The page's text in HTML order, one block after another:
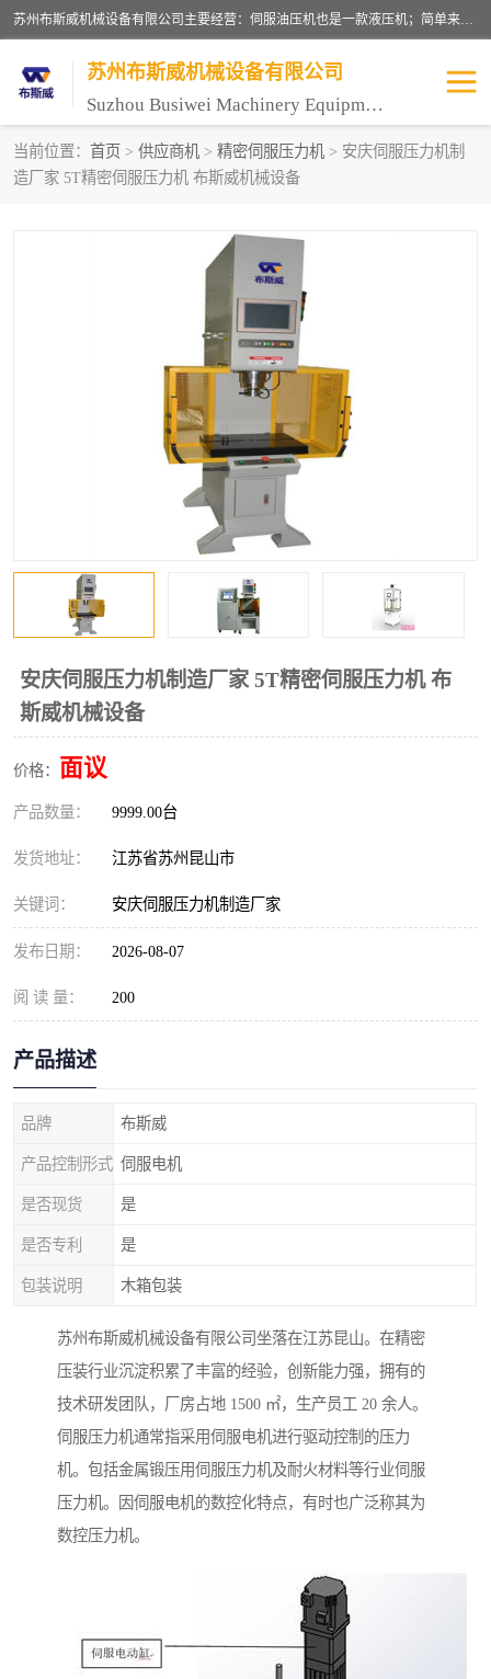
苏州布斯威机械设备有限公司主要经营：伺服油压机也是一款液压机；简单来说，传统的油压机，选用的是普通电机，普通电机容易发热，容易烧坏。伺服油压机采用先进的伺服电机，一般选用汇川 、日本大金、台达等品牌。伺服电机配套伺服泵还有伺服驱动器等部件，这样机器的电机过热，能耗的控制、机器工作的噪音都得到了完美的解决。
苏州布斯威机械设备有限公司
Suzhou Busiwei Machinery Equipment Co., Ltd.
当前位置： 首页 > 供应商机 > 精密伺服压力机 > 安庆伺服压力机制
造厂家 5T精密伺服压力机 布斯威机械设备
安庆伺服压力机制造厂家 5T精密伺服压力机 布
斯威机械设备
价格： 面议
产品数量： 9999.00台
发货地址： 江苏省苏州昆山市
关键词： 安庆伺服压力机制造厂家
发布日期： 2026-08-07
阅 读 量： 200
产品描述
品牌 布斯威
产品控制形式 伺服电机
是否现货 是
是否专利 是
包装说明 木箱包装
苏州布斯威机械设备有限公司坐落在江苏昆山。在精密
压装行业沉淀积累了丰富的经验，创新能力强，拥有的
技术研发团队，厂房占地 1500 ㎡，生产员工 20 余人。
伺服压力机通常指采用伺服电机进行驱动控制的压力
机。包括金属锻压用伺服压力机及耐火材料等行业伺服
压力机。因伺服电机的数控化特点，有时也广泛称其为
数控压力机。
单柱油压机-C型油压机 四柱油压机
伺服压力机-电子压力机
精密伺服压力机